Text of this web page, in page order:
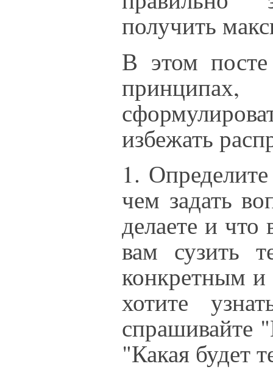
получить
В этом
избежать
1.
чем задать
делаете и
вам сузить
конкретным
хотите
спрашивайте
"Какая будет